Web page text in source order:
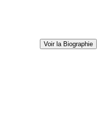
Voir la Biographie